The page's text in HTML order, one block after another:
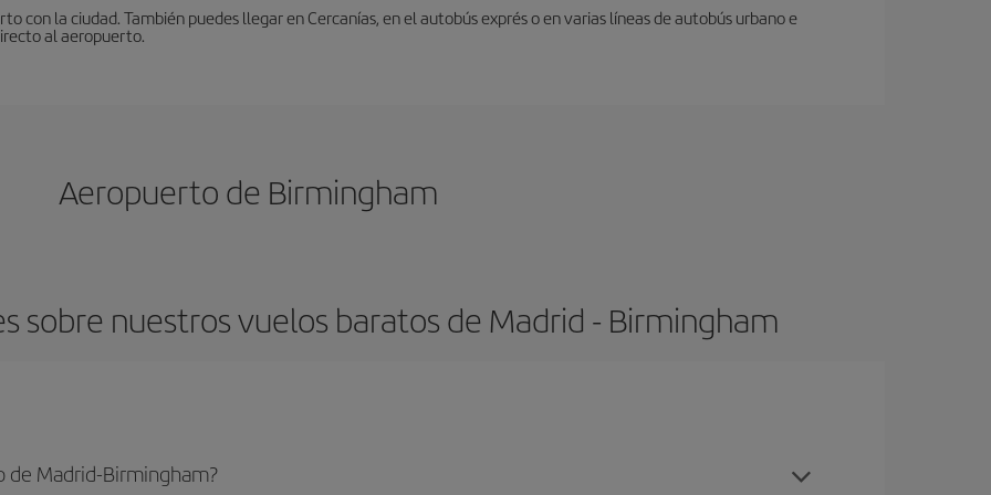
con la ciudad. También puedes llegar en Cercanías, en el autobús exprés o en varias líneas de autobús urbano e
al aeropuerto.
Aeropuerto de Birmingham
sobre nuestros vuelos baratos de Madrid - Birmingham
de Madrid-Birmingham?